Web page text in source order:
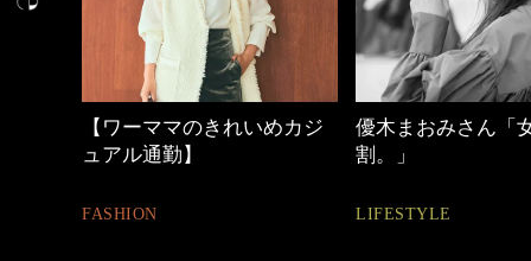
優木まおみさん「女の時間
割。」
LIFESTYLE
働く女性のバッグ